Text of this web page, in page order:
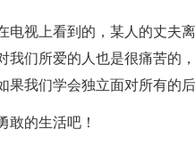
电视上看到的，某人的丈夫
我们所爱的人也是很痛苦的
果我们学会独立面对所有的
敢的生活吧！